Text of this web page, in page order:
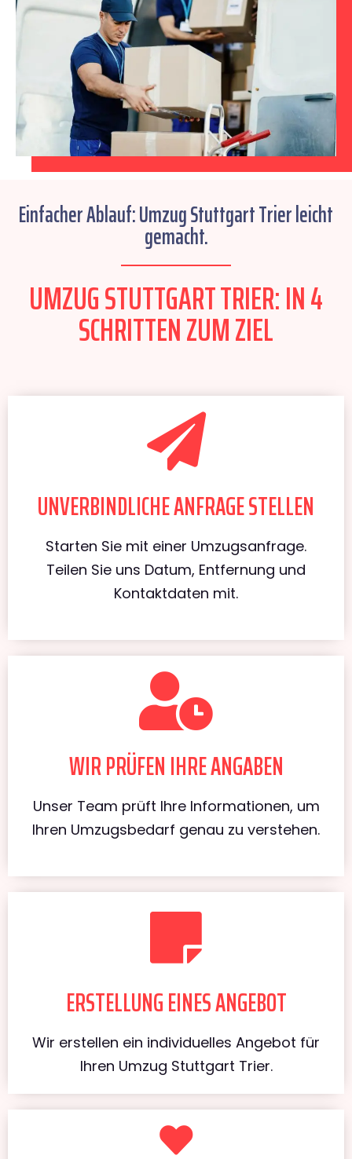
Einfacher Ablauf: Umzug Stuttgart Trier leicht
gemacht.
UMZUG STUTTGART TRIER: IN 4
SCHRITTEN ZUM ZIEL
UNVERBINDLICHE ANFRAGE STELLEN
Starten Sie mit einer Umzugsanfrage.
Teilen Sie uns Datum, Entfernung und
Kontaktdaten mit.
WIR PRÜFEN IHRE ANGABEN
Unser Team prüft Ihre Informationen, um
Ihren Umzugsbedarf genau zu verstehen.
ERSTELLUNG EINES ANGEBOT
Wir erstellen ein individuelles Angebot für
Ihren Umzug Stuttgart Trier.